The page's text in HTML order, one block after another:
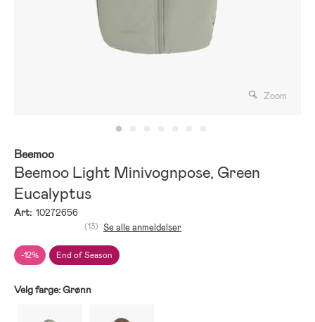
Zoom
Beemoo
Beemoo Light Minivognpose, Green
Eucalyptus
Art: 10272656
-12% End of Season
(13) Se alle anmeldelser
Velg farge:Grønn